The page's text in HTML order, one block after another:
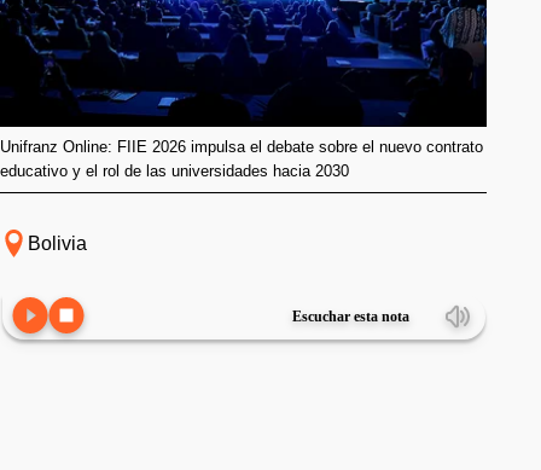
Unifranz Online: FIIE 2026 impulsa el debate sobre el nuevo contrato
educativo y el rol de las universidades hacia 2030
Bolivia
Escuchar esta nota